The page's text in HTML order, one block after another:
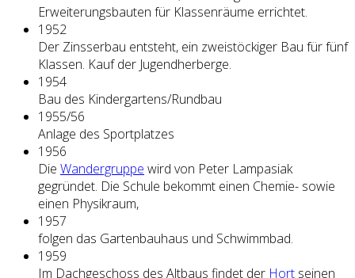
Erweiterungsbauten für Klassenräume errichtet.
1952
Der Zinsserbau entsteht, ein zweistöckiger Bau für fünf
Klassen. Kauf der Jugendherberge.
1954
Bau des Kindergartens/Rundbau
1955/56
Anlage des Sportplatzes
1956
Die Wandergruppe wird von Peter Lampasiak
gegründet. Die Schule bekommt einen Chemie- sowie
einen Physikraum,
1957
folgen das Gartenbauhaus und Schwimmbad.
1959
Im Dachgeschoss des Altbaus findet der Hort seinen